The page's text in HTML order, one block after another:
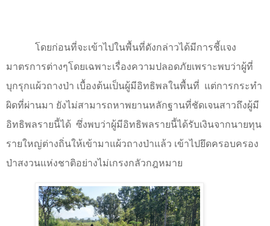
โดยก่อนที่จะเข้าไปในพื้นที่ดังกล่าวได้มีการชี้แจง
มาตรการต่างๆโดยเฉพาะเรื่องความปลอดภัยเพราะพบว่าผู้ที่
บุกรุกแผ้วถางป่า เบื้องต้นเป็นผู้มีอิทธิพลในพื้นที่ แต่การกระทำ
ผิดที่ผ่านมา ยังไม่สามารถหาพยานหลักฐานที่ชัดเจนสาวถึงผู้มี
อิทธิพลรายนี้ได้ ซึ่งพบว่าผู้มีอิทธิพลรายนี้ได้รับเงินจากนายทุน
รายใหญ่ต่างถิ่นให้เข้ามาแผ้วถางป่าแล้ว เข้าไปยึดครอบครอง
ป่าสงวนแห่งชาติอย่างไม่เกรงกลัวกฎหมาย